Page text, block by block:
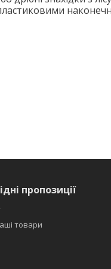
пропозиції
товари